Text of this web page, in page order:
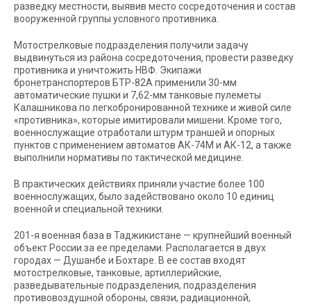
разведку местности, выявив место сосредоточения и состав
вооруженной группы условного противника.
Мотострелковые подразделения получили задачу
выдвинуться из района сосредоточения, провести разведку
противника и уничтожить НВФ. Экипажи
бронетранспортеров БТР-82А применили 30-мм
автоматические пушки и 7,62-мм танковые пулеметы
Калашникова по легкобронированной технике и живой силе
«противника», которые имитировали мишени. Кроме того,
военнослужащие отработали штурм траншей и опорных
пунктов с применением автоматов АК-74М и АК-12, а также
выполнили нормативы по тактической медицине.
В практических действиях приняли участие более 100
военнослужащих, было задействовано около 10 единиц
военной и специальной техники.
201-я военная база в Таджикистане — крупнейший военный
объект России за ее пределами. Располагается в двух
городах — Душанбе и Бохтаре. В ее состав входят
мотострелковые, танковые, артиллерийские,
разведывательные подразделения, подразделения
противовоздушной обороны, связи, радиационной,